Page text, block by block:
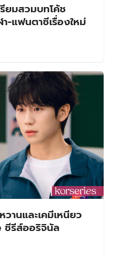
ยมสวมบทโค้ช
-แฟนตาซีเรื่องใหม่
านและเคมีเหนียว
ซีรีส์ออริจินัล